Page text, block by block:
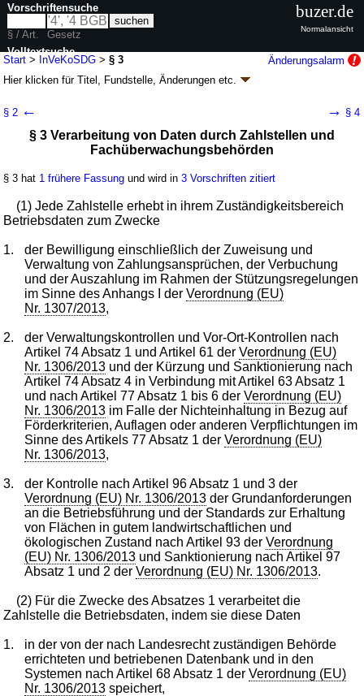
Start > InVeKoSDG >§ 3
Änderungsalarm
Hier klicken fürTitel, Fundstelle, Änderungen etc.
durchArtikel 108G. v. 20.11.2019BGBl. I S. 1626
Geltung ab 01.01.2015, Ermächtigungen ab 09.12.2014; FNA: 7847-39
5 weitere Fassungen | Drucksachen / Entwurf / Begründung
§ 2 ← → § 4
§ 3 Verarbeitung von Daten durch Zahlstellen und
Fachüberwachungsbehörden
§ 3 hat 1 frühere Fassung und wird in3 Vorschriften zitiert
(1) Jede Zahlstelle erhebt in ihrem Zuständigkeitsbereich
Betriebsdaten zum Zwecke
1.
der Bewilligung einschließlich der Zuweisung und
Verwaltung von Zahlungsansprüchen, der Verbuchung
und der Auszahlung im Rahmen der Stützungsregelungen
im Sinne des Anhangs I derVerordnung (EU)
Nr. 1307/2013,
2.
der Verwaltungskontrollen und Vor-Ort-Kontrollen nach
Artikel 74 Absatz 1 und Artikel 61 derVerordnung (EU)
Nr. 1306/2013 und der Kürzung und Sanktionierung nach
Artikel 74 Absatz 4 in Verbindung mit Artikel 63 Absatz 1
und nach Artikel 77 Absatz 1 bis 6 derVerordnung (EU)
Nr. 1306/2013 im Falle der Nichteinhaltung in Bezug auf
Förderkriterien, Auflagen oder anderen Verpflichtungen im
Sinne des Artikels 77 Absatz 1 derVerordnung (EU)
Nr. 1306/2013,
3.
der Kontrolle nach Artikel 96 Absatz 1 und 3 der
Verordnung (EU) Nr. 1306/2013 der Grundanforderungen
an die Betriebsführung und der Standards zur Erhaltung
von Flächen in gutem landwirtschaftlichen und
ökologischen Zustand nach Artikel 93 derVerordnung
(EU) Nr. 1306/2013 und Sanktionierung nach Artikel 97
Absatz 1 und 2 derVerordnung (EU) Nr. 1306/2013.
(2) Für die Zwecke des Absatzes 1 verarbeitet die
Zahlstelle die Betriebsdaten, indem sie diese Daten
1.
in der von der nach Landesrecht zuständigen Behörde
errichteten und betriebenen Datenbank und in den
Systemen nach Artikel 68 Absatz 1 derVerordnung (EU)
Nr. 1306/2013 speichert,
Vorschriftensuche
§ / Art.
Gesetz
Volltextsuche
nur in InVeKoSDG
buzer.de
Normalansicht